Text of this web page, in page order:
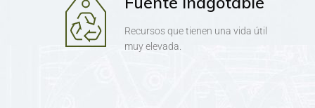
Recursos que tienen una vida útil
muy elevada.